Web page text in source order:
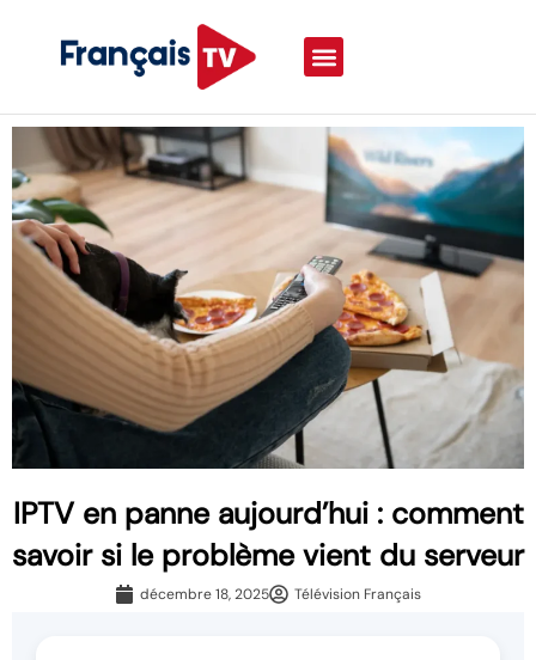
IPTV en panne aujourd’hui : comment
savoir si le problème vient du serveur
décembre 18, 2025 Télévision Français